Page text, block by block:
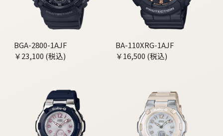
BGA-2800-1AJF
￥23,100 (税込)
BA-110XRG-1AJF
￥16,500 (税込)